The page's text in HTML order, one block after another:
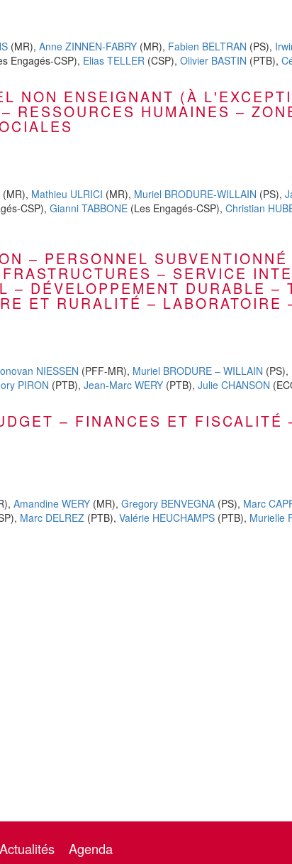
(MR), Anne ZINNEN-FABRY (MR), Fabien BELTRAN (PS),
Engagés-CSP), Elias TELLER (CSP), Olivier BASTIN (PTB),
NON ENSEIGNANT (À
RESSOURCES HUMAINES –
(MR), Mathieu ULRICI (MR), Muriel BRODURE-WILLAIN (PS),
CSP), Gianni TABBONE (Les Engagés-CSP), Christian
– PERSONNEL
– SERVICE
– DÉVELOPPEMENT DURABLE –
ET RURALITÉ – LABORATOIRE
NIESSEN (PFF-MR), Muriel BRODURE – WILLAIN (PS),
PIRON (PTB), Jean-Marc WERY (PTB), Julie CHANSON
– FINANCES ET FISCALITÉ
Amandine WERY (MR), Gregory BENVEGNA (PS), Marc
Marc DELREZ (PTB), Valérie HEUCHAMPS (PTB), Murielle
Actualités Agenda